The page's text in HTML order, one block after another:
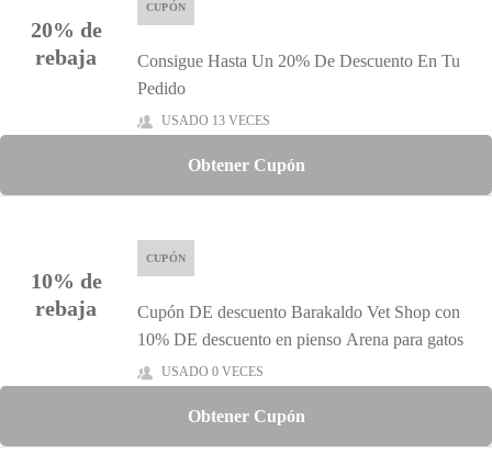
20% de
rebaja
CUPÓN
Consigue Hasta Un 20% De Descuento En Tu
Pedido
USADO 13 VECES
Obtener Cupón
10% de
rebaja
CUPÓN
Cupón DE descuento Barakaldo Vet Shop con
10% DE descuento en pienso Arena para gatos
USADO 0 VECES
Obtener Cupón